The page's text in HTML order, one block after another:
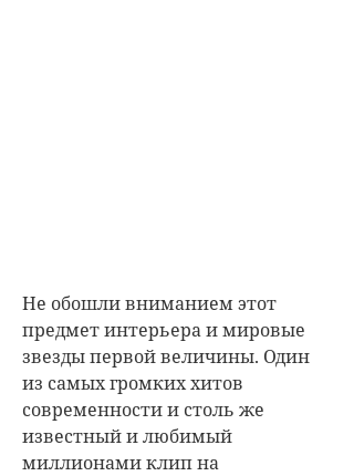
Не обошли вниманием этот
предмет интерьера и мировые
звезды первой величины. Один
из самых громких хитов
современности и столь же
известный и любимый
миллионами клип на